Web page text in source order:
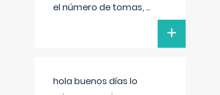
el número de tomas, ...
+
hola buenos días lo